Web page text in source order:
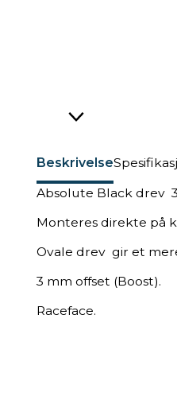
Beskrivelse
Absolute Black drev
Monteres direkte på
Ovale drev gir et
3 mm offset (Boost).
Raceface.